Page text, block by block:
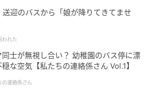
迎のバスから「娘が降りてきてませ
われた
同士が無視し合い？ 幼稚園のバス停に漂
穏な空気【私たちの連絡係さん Vol.1】
の連絡係さん